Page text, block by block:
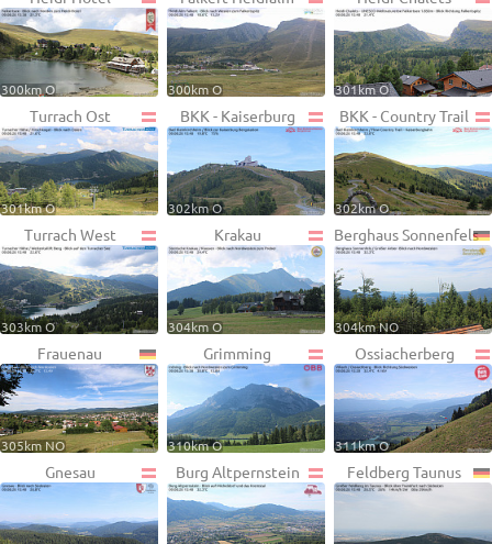
300km O 300km O 301km O
Turrach Ost
301km O
BKK - Kaiserburg
302km O
BKK - Country Trail
302km O
Turrach West
303km O
Krakau
304km O
Berghaus Sonnenfels
304km NO
Frauenau
305km NO
Grimming
310km O
Ossiacherberg
311km O
Gnesau Burg Altpernstein Feldberg Taunus